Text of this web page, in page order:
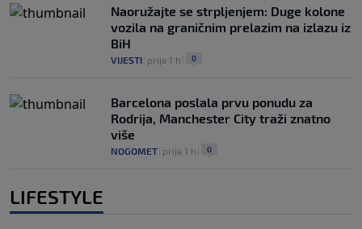
Naoružajte se strpljenjem: Duge kolone
vozila na graničnim prelazim na izlazu iz
BiH
VIJESTI prije 1 h 0
Barcelona poslala prvu ponudu za
Rodrija, Manchester City traži znatno
više
NOGOMET prije 1 h 0
LIFESTYLE